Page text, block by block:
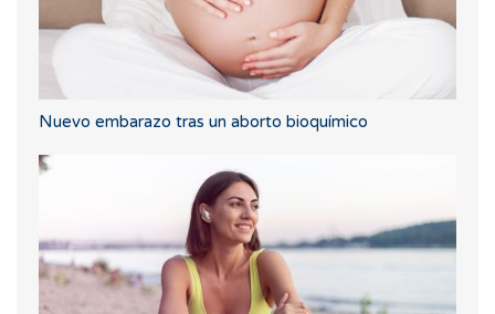
Nuevo embarazo tras un aborto bioquímico